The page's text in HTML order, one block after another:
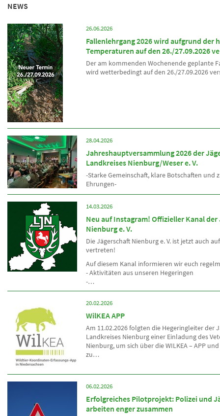
NEWS
26.06.2026
Fallenlehrgang 2026 wird aufgrund der
Temperaturen auf den 26./27.09.2026
Der am kommenden Wochenende geplante
wird wetterbedingt auf den 26./27.09.2026
28.04.2026
Jahreshauptversammlung 2026 der
Landkreises Nienburg/Weser e. V.
-Starke Gemeinschaft, klare Botschaften und
Ehrungen-
14.03.2026
Neu auf Instagram! Offizieller Kanal der
Nienburg e. V.
Die Jägerschaft Nienburg e. V. ist jetzt auch
vertreten!
Auf diesem Kanal informieren wir euch
­­- Aktivitäten aus unseren Hegeringen
-…
20.02.2026
WilKEA APP
Am 11.02.2026 folgten die Hegeringleiter der
Landkreises Nienburg einer Einladung des
Nienburg, um sich über die WILKEA – APP
zu…
06.02.2026
Erfolgreiches Pilotprojekt: Polizei und
arbeiten enger zusammen